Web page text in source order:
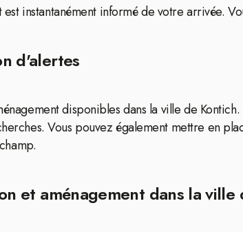
instantanément informé de votre arrivée.
d'alertes
disponibles dans la ville de
Vous pouvez également mettre en
et aménagement dans la ville